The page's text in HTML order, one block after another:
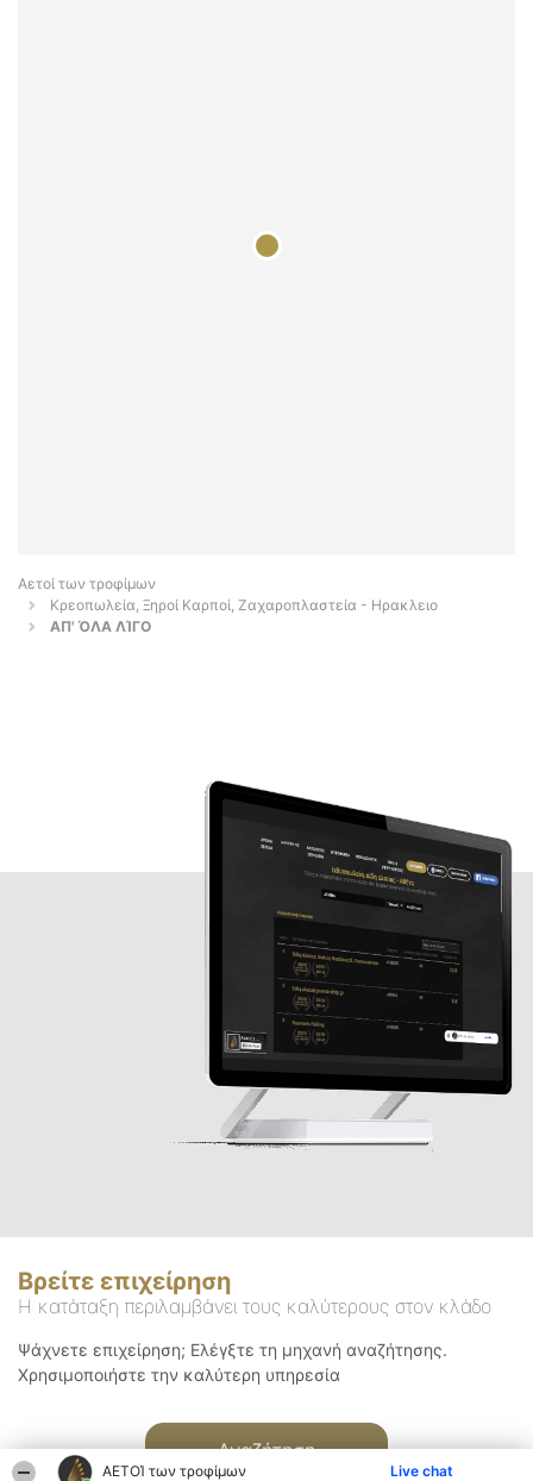
ΑΕΤΟΊ των τροφίμων Live chat
Αετοί των τροφίμων
Κρεοπωλεία, Ξηροί Καρποί, Ζαχαροπλαστεία - Ηρακλειο
ΑΠ' ΌΛΑ ΛΊΓΟ
Βρείτε επιχείρηση
Η κατάταξη περιλαμβάνει τους καλύτερους στον κλάδο
Ψάχνετε επιχείρηση; Ελέγξτε τη μηχανή αναζήτησης.
Χρησιμοποιήστε την καλύτερη υπηρεσία
Αναζήτηση